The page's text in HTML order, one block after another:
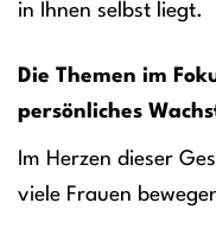
in Ihnen selbst liegt.
Die Themen im
persönliches
Im Herzen dieser
viele Frauen